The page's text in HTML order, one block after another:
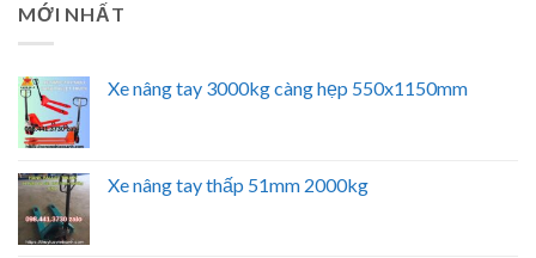
MỚI NHẤT
Xe nâng tay 3000kg càng hẹp 550x1150mm
Xe nâng tay thấp 51mm 2000kg